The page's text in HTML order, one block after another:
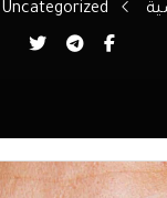
Uncategorized